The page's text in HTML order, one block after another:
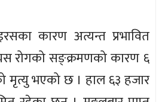
कारण अत्यन्त प्रभावित
रोगको सङ्क्रमणको कारण ६
मृत्यु भएको छ । हाल ६३ हजार